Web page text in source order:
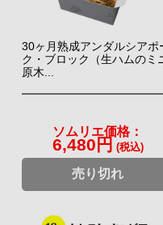
したファロ。ファロマス
的な石臼挽き製法を使用
のシェフにからの信頼も
こんにゃくBAR
ました。 ご飯のおかずと
しても美味しい。 ちょっ
悪感がない… そんなおつま
30ヶ月熟成アンダルシアポ
ク・ブロック（生ハムのミ
原木...
ソムリエ価格：
6,480円 (税込)
売り切れ